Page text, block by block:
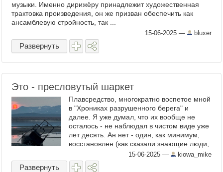
музыки. Именно дирижёру принадлежит художественная
трактовка произведения, он же призван обеспечить как
ансамблевую стройность, так ...
15-06-2025 — bluxer
Развернуть
Это - пресловутый шаркет
Плавсредство, многократно воспетое мной
в "Хрониках разрушенного берега" и
далее. Я уже думал, что их вообще не
осталось - не наблюдал в чистом виде уже
лет десять. Ан нет - один, как минимум,
восстановлен (как сказали знающие люди,
наварена обшивка на старые шпангоуты,
установлен ...
15-06-2025 — kiowa_mike
Развернуть